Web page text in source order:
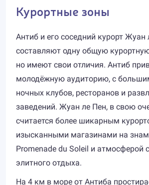
Курортные зоны
Антиб и его соседний курорт Жуан
составляют одну общую
но имеют свои отличия. Антиб
молодёжную аудиторию, с
ночных клубов, ресторанов и
заведений. Жуан ле Пен, в свою
считается более шикарным
изысканными магазинами на
Promenade du Soleil и атмосферой
элитного отдыха.
На 4 км в море от Антиба